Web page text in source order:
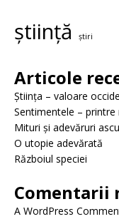
știință știri
Articole
Știința – valoare
Sentimentele –
Mituri și adevăruri
O utopie adevărată
Războiul speciei
Comentarii
A WordPress